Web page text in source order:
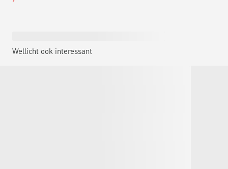
Wellicht ook interessant